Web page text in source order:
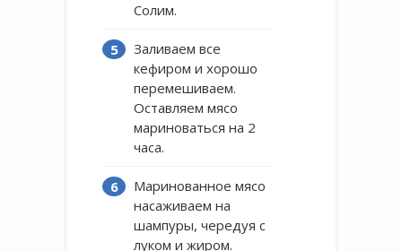
Солим.
Заливаем все
кефиром и хорошо
перемешиваем.
Оставляем мясо
мариноваться на 2
часа.
Маринованное мясо
насаживаем на
шампуры, чередуя с
луком и жиром.